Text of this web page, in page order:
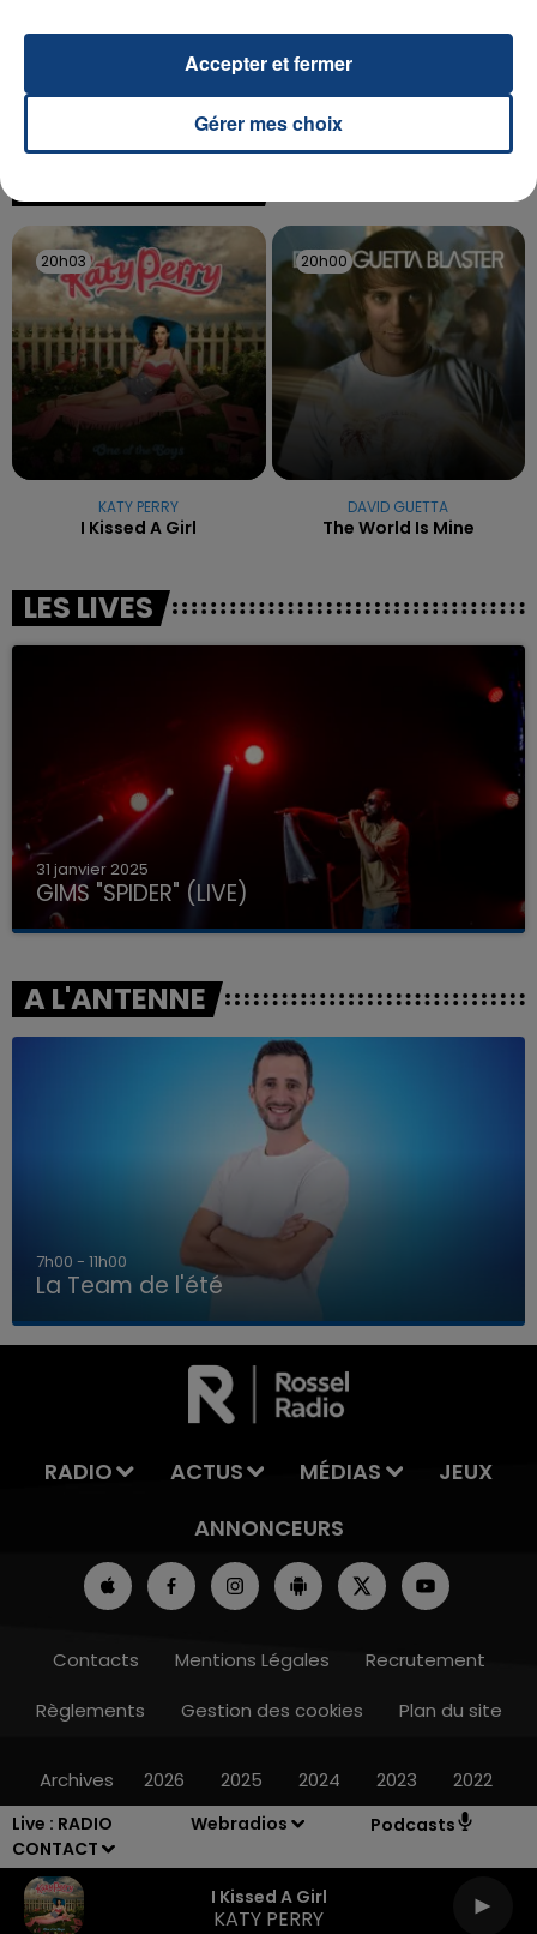
Live : RADIO
CONTACT
Webradios Podcasts
I Kissed A Girl
KATY PERRY
LA TEAM DE L'ÉTÉ
20 juillet 2026
UNE ADOLESCENTE DEVANT SE FAIRE
OPÉRER DE LA CHEVILLE RESSORT DE LA...
La famille a porté plainte contre la clinique qui a
reconnu sa responsabilité et présenté ses
20h03
20h03
KATY PERRY
I Kissed A Girl
20h00
20h00
DAVID GUETTA
The World Is Mine
LES LIVES
31 janvier 2025
GIMS "SPIDER" (LIVE)
A L'ANTENNE
7h00 - 11h00
La Team de l'été
RADIO ACTUS MÉDIAS
JEUX
ANNONCEURS
Contacts Mentions Légales
Recrutement
Règlements
Gestion des cookies Plan du site
Archives 2026 2025 2024 2023 2022
Gérer mes choix
Accepter et fermer